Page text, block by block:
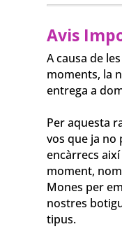
Avis
A causa de
moments, la
entrega a
Per aquesta
vos que ja no
encàrrecs
moment,
Mones per
nostres
tipus.